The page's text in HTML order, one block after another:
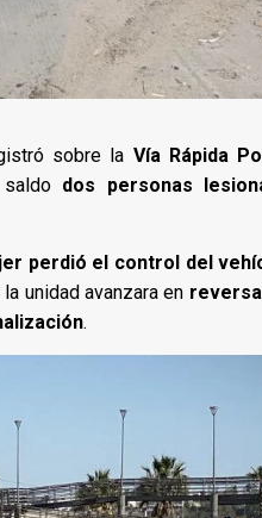
sobre la Vía Rápida
dos personas
perdió el control del
unidad avanzara en reversa
.